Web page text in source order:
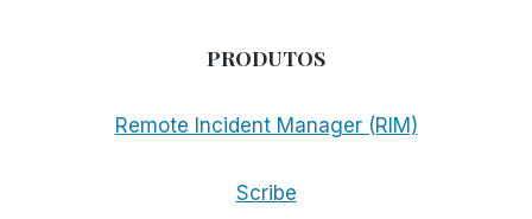
PRODUTOS
Remote Incident Manager (RIM)
Scribe